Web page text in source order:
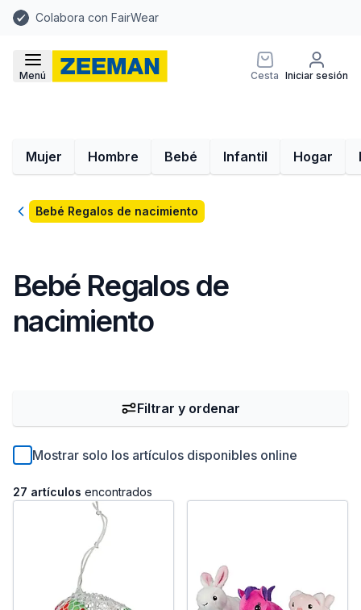
Colabora con FairWear
Menú Cesta Iniciar sesión
Mujer Hombre Bebé Infantil Hogar
VolverBebé Regalos de nacimiento
Bebé Regalos de
nacimiento
Mostrar solo los artículos disponibles online
27 artículos encontrados
Filtrar y ordenar